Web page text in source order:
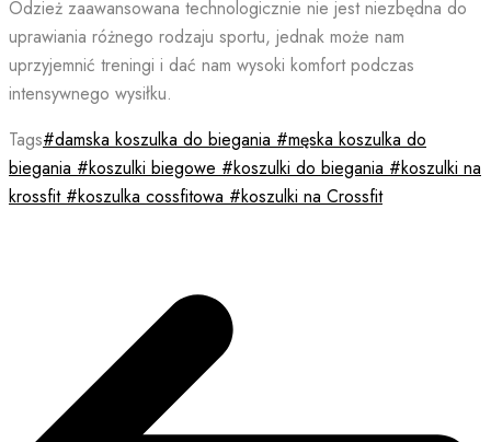
Odzież zaawansowana technologicznie nie jest niezbędna do
uprawiania różnego rodzaju sportu, jednak może nam
uprzyjemnić treningi i dać nam wysoki komfort podczas
intensywnego wysiłku.
Tags#damska koszulka do biegania #męska koszulka do
biegania #koszulki biegowe #koszulki do biegania #koszulki na
krossfit #koszulka cossfitowa #koszulki na Crossfit